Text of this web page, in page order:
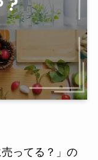
ってる？」の